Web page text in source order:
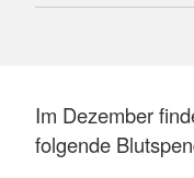
Im Dezember
folgende